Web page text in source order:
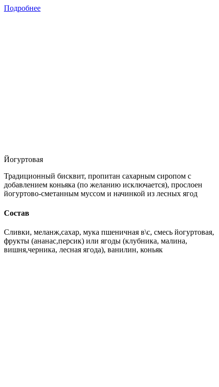
Подробнее
Йогуртовая
Традиционный бисквит, пропитан сахарным сиропом с
добавлением коньяка (по желанию исключается), прослоен
йогуртово-сметанным муссом и начинкой из лесных ягод
Состав
Сливки, меланж,сахар, мука пшеничная в\с, смесь йогуртовая,
фрукты (ананас,персик) или ягоды (клубника, малина,
вишня,черника, лесная ягода), ванилин, коньяк